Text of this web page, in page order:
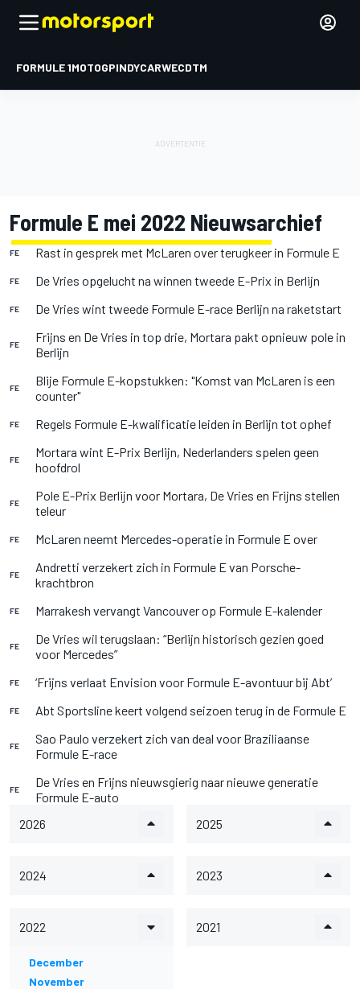
FORMULE 1MOTOGPINDYCARWECDTM
Formule E mei 2022 Nieuwsarchief
FE Rast in gesprek met McLaren over terugkeer in Formule E
FE De Vries opgelucht na winnen tweede E-Prix in Berlijn
FE De Vries wint tweede Formule E-race Berlijn na raketstart
FE
Frijns en De Vries in top drie, Mortara pakt opnieuw pole in
Berlijn
FE
Blije Formule E-kopstukken: "Komst van McLaren is een
counter"
FE Regels Formule E-kwalificatie leiden in Berlijn tot ophef
FE
Mortara wint E-Prix Berlijn, Nederlanders spelen geen
hoofdrol
FE
Pole E-Prix Berlijn voor Mortara, De Vries en Frijns stellen
teleur
FE McLaren neemt Mercedes-operatie in Formule E over
FE
Andretti verzekert zich in Formule E van Porsche-
krachtbron
FE Marrakesh vervangt Vancouver op Formule E-kalender
FE
De Vries wil terugslaan: “Berlijn historisch gezien goed
voor Mercedes”
FE ‘Frijns verlaat Envision voor Formule E-avontuur bij Abt’
FE Abt Sportsline keert volgend seizoen terug in de Formule E
FE
Sao Paulo verzekert zich van deal voor Braziliaanse
Formule E-race
FE
De Vries en Frijns nieuwsgierig naar nieuwe generatie
Formule E-auto
2026
2025
2024 2023
2022
December
November
2021